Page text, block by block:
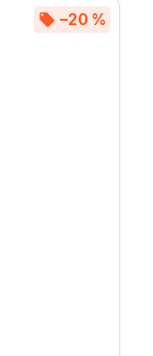
–20 %